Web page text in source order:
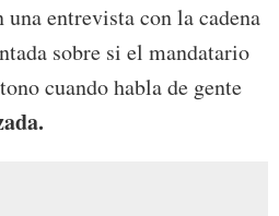
entrevista con la cadena
sobre si el mandatario
cuando habla de gente